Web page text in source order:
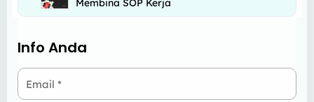
Membina SOP Kerja
Info Anda
Email *